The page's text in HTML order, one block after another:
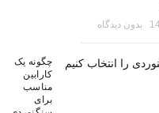
بدون دیدگاه
چگونه یک
کارابین
مناسب
برای